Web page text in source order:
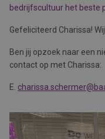
bedrijfscultuur het beste
Gefeliciteerd Charissa!
Ben jij opzoek naar een
contact op met Charissa:
E.